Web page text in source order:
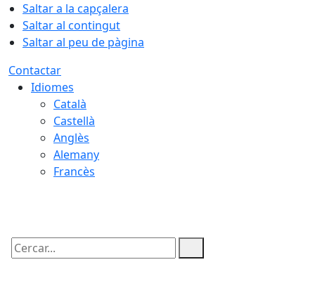
Saltar a la capçalera
Saltar al contingut
Saltar al peu de pàgina
Contactar
Idiomes
Català
Castellà
Anglès
Alemany
Francès
Cercar: